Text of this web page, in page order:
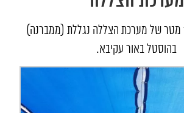
ייצור והתקנת 100 מטר של מערכת הצללה נגללת (ממברנה)
בהוסטל באור עקיבא.